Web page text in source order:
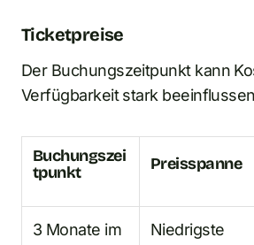
Ticketpreise
Der Buchungszeitpunkt kann
Verfügbarkeit stark
Buchungszei
tpunkt
Preisspanne
3 Monate im
Niedrigste